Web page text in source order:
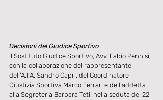
Decisioni del Giudice Sportivo
Il Sostituto Giudice Sportivo, Avv. Fabio Pennisi,
con la collaborazione del rappresentante
dell'A.I.A. Sandro Capri, del Coordinatore
Giustizia Sportiva Marco Ferrari e dell'addetta
alla Segreteria Barbara Teti, nella seduta del 22